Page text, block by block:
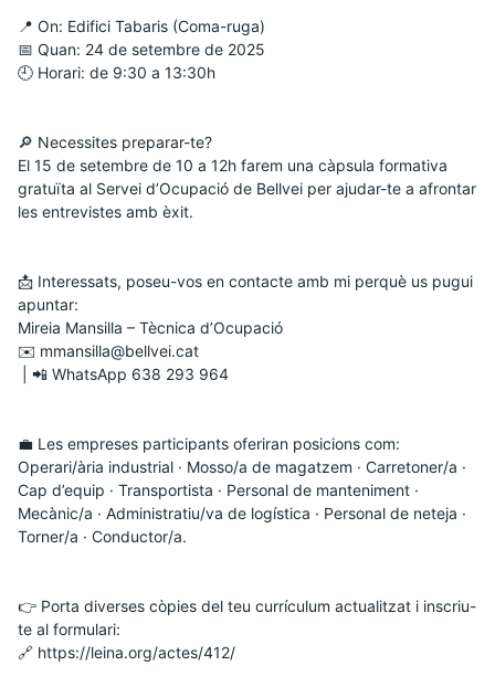
📍 On: Edifici Tabaris (Coma-ruga)
📅 Quan: 24 de setembre de 2025
🕘 Horari: de 9:30 a 13:30h
🔎 Necessites preparar-te?
El 15 de setembre de 10 a 12h farem una càpsula formativa
gratuïta al Servei d’Ocupació de Bellvei per ajudar-te a afrontar
les entrevistes amb èxit.
📩 Interessats, poseu-vos en contacte amb mi perquè us pugui
apuntar:
Mireia Mansilla – Tècnica d’Ocupació
✉️ mmansilla@bellvei.cat
| 📲 WhatsApp 638 293 964
💼 Les empreses participants oferiran posicions com:
Operari/ària industrial · Mosso/a de magatzem · Carretoner/a ·
Cap d’equip · Transportista · Personal de manteniment ·
Mecànic/a · Administratiu/va de logística · Personal de neteja ·
Torner/a · Conductor/a.
👉 Porta diverses còpies del teu currículum actualitzat i inscriu-
te al formulari:
🔗 https://leina.org/actes/412/